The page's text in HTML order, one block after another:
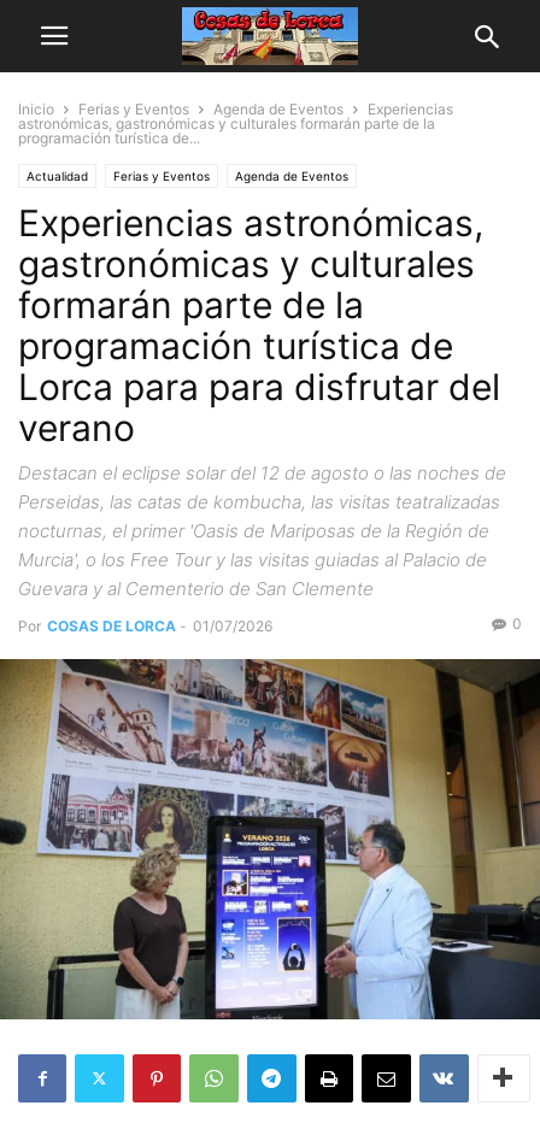
Inicio Ferias y Eventos Agenda de Eventos
Experiencias
astronómicas, gastronómicas y culturales formarán parte de la
programación turística de...
Actualidad Ferias y Eventos Agenda de Eventos
Experiencias astronómicas,
gastronómicas y culturales
formarán parte de la
programación turística de
Lorca para para disfrutar del
verano
Destacan el eclipse solar del 12 de agosto o las noches de
Perseidas, las catas de kombucha, las visitas teatralizadas
nocturnas, el primer 'Oasis de Mariposas de la Región de
Murcia', o los Free Tour y las visitas guiadas al Palacio de
Guevara y al Cementerio de San Clemente
Por COSAS DE LORCA - 01/07/2026 0